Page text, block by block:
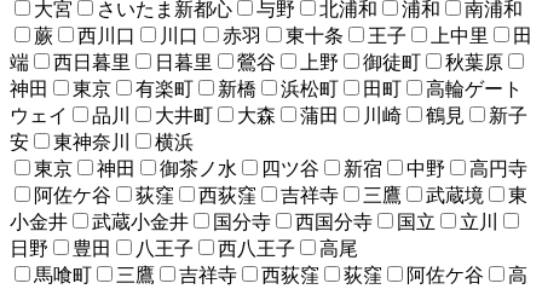
大宮
さいたま新都心 与野 北浦和 浦和
南浦和
蕨
西川口 川口 赤羽 東十条 王子 上中里
田
端
西日暮里 日暮里 鶯谷 上野 御徒町
秋葉原
神田
東京 有楽町 新橋 浜松町 田町
高輪ゲート
ウェイ
品川 大井町 大森 蒲田 川崎 鶴見
新子
安
東神奈川
横浜
東京
神田 御茶ノ水 四ツ谷 新宿 中野
高円寺
阿佐ケ谷
荻窪 西荻窪 吉祥寺 三鷹 武蔵境
東
小金井
武蔵小金井 国分寺 西国分寺 国立
立川
日野
豊田 八王子 西八王子
高尾
馬喰町
三鷹 吉祥寺 西荻窪 荻窪 阿佐ケ谷
高